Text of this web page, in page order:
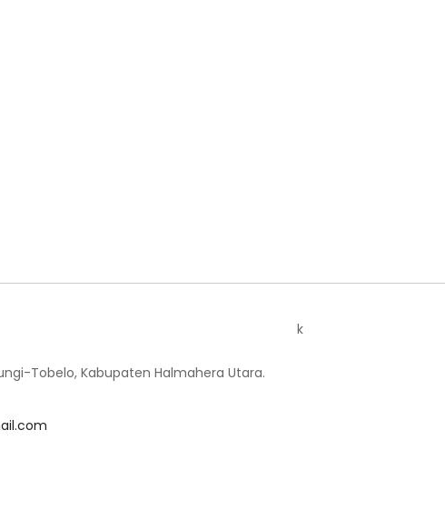
Tobelo, Kabupaten Halmahera Utara.
k